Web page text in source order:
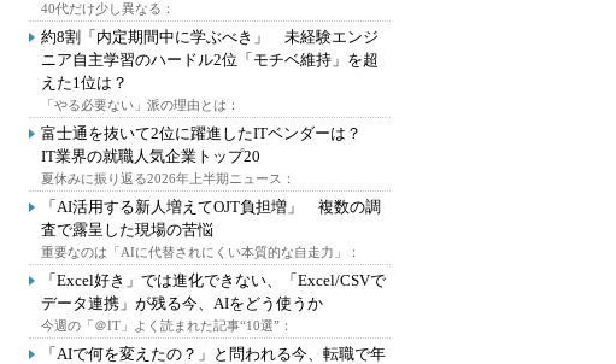
40代だけ少し異なる：
約8割「内定期間中に学ぶべき」 未経験エンジ
ニア自主学習のハードル2位「モチベ維持」を超
えた1位は？
「やる必要ない」派の理由とは：
富士通を抜いて2位に躍進したITベンダーは？
IT業界の就職人気企業トップ20
夏休みに振り返る2026年上半期ニュース：
「AI活用する新人増えてOJT負担増」 複数の調
査で露呈した現場の苦悩
重要なのは「AIに代替されにくい本質的な自走力」：
「Excel好き」では進化できない、「Excel/CSVで
データ連携」が残る今、AIをどう使うか
今週の「＠IT」よく読まれた記事“10選”：
「AIで何を変えたの？」と問われる今、転職で年